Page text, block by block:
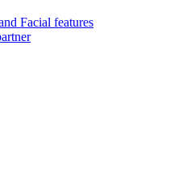
Facial features